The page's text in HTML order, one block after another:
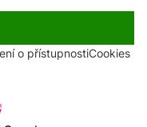
o přístupnostiCookies